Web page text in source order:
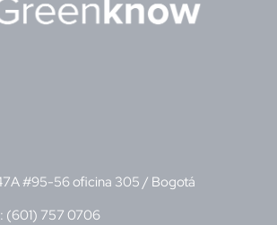
#95-56 oficina 305 / Bogotá
(601) 757 0706